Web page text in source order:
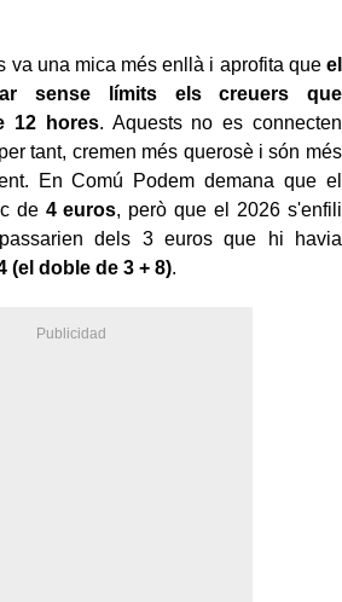
va una mica més enllà i aprofita que el
sense límits els creuers que
12 hores. Aquests no es connecten
tant, cremen més querosè i són més
En Comú Podem demana que el
de 4 euros, però que el 2026 s'enfili
dels 3 euros que hi havia
(el doble de 3 + 8).